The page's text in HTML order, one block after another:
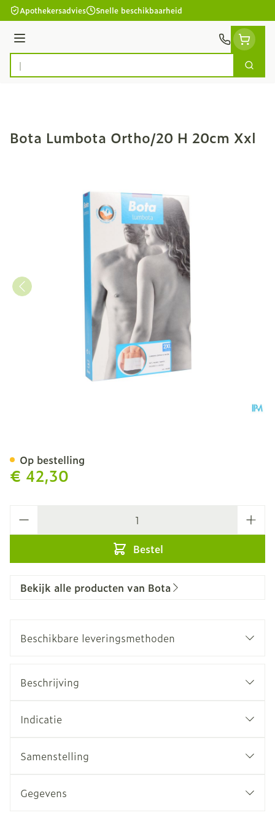
Ga naar de inhoud
Apothekersadvies Snelle beschikbaarheid
Menu
Product, merk, categorie...
Zoek
Bota Lumbota Ortho/20 H 20cm Xxl
€ 42,30
Bestel
Op bestelling
Bekijk alle producten van Bota
Beschikbare leveringsmethoden
Beschrijving
Indicatie
Samenstelling
Gegevens